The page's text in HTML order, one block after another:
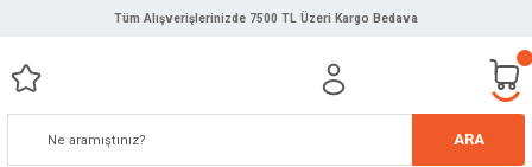
Tüm Alışverişlerinizde 7500 TL Üzeri Kargo Bedava
ARA